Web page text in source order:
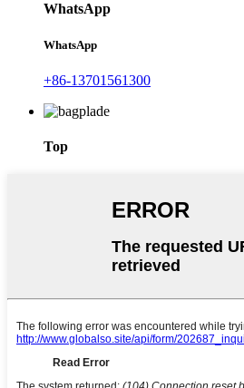
WhatsApp
WhatsApp
+86-13701561300
Top